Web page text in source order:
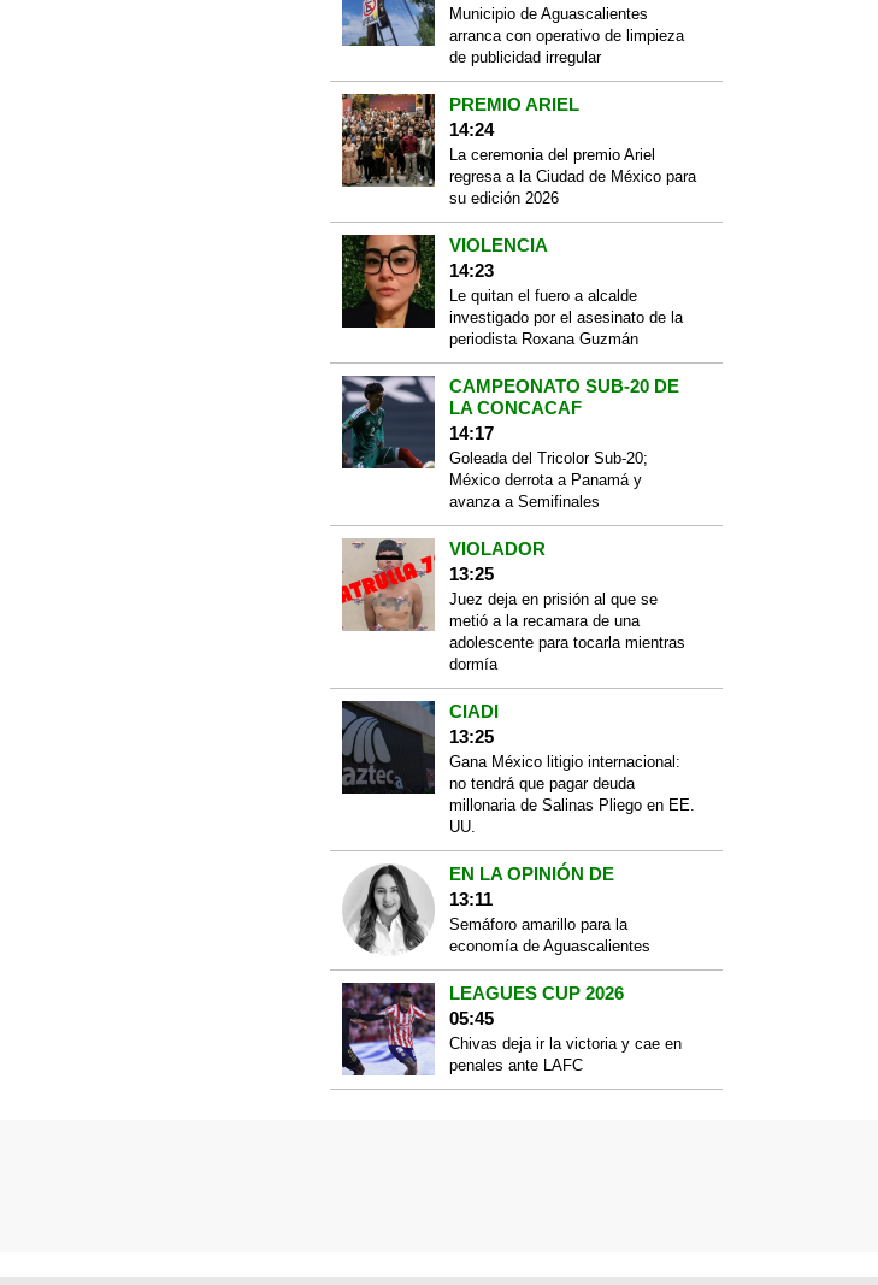
Municipio de Aguascalientes
arranca con operativo de limpieza
de publicidad irregular
PREMIO ARIEL
14:24
La ceremonia del premio Ariel
regresa a la Ciudad de México para
su edición 2026
VIOLENCIA
14:23
Le quitan el fuero a alcalde
investigado por el asesinato de la
periodista Roxana Guzmán
CAMPEONATO SUB-20 DE
LA CONCACAF
14:17
Goleada del Tricolor Sub-20;
México derrota a Panamá y
avanza a Semifinales
VIOLADOR
13:25
Juez deja en prisión al que se
metió a la recamara de una
adolescente para tocarla mientras
dormía
CIADI
13:25
Gana México litigio internacional:
no tendrá que pagar deuda
millonaria de Salinas Pliego en EE.
UU.
EN LA OPINIÓN DE
13:11
Semáforo amarillo para la
economía de Aguascalientes
LEAGUES CUP 2026
05:45
Chivas deja ir la victoria y cae en
penales ante LAFC